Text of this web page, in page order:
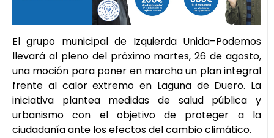
El grupo municipal de Izquierda Unida–Podemos
llevará al pleno del próximo martes, 26 de agosto,
una moción para poner en marcha un plan integral
frente al calor extremo en Laguna de Duero. La
iniciativa plantea medidas de salud pública y
urbanismo con el objetivo de proteger a la
ciudadanía ante los efectos del cambio climático.